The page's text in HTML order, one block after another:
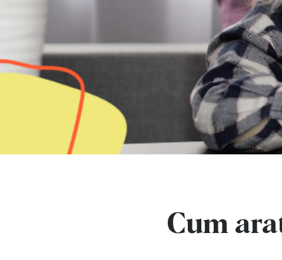
Cum